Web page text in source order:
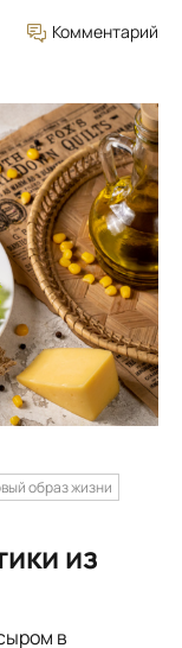
Комментарий
образ жизни
из
в